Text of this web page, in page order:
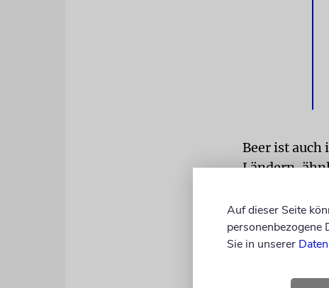
Beer ist
Ländern,
er, habe er
Doch am 17.
er ins
Auf dieser Seite
personenbezogene
Sie in unserer